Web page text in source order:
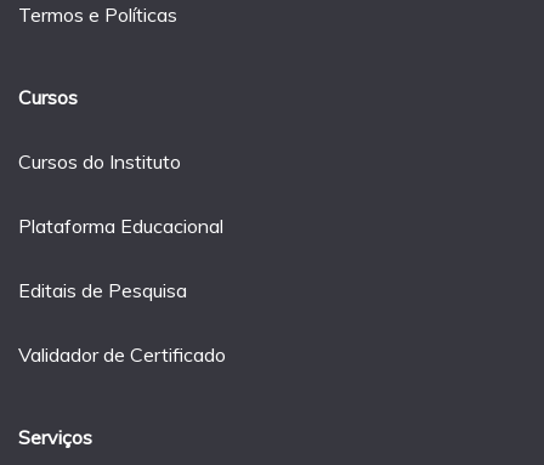
Termos e Políticas
Cursos
Cursos do Instituto
Plataforma Educacional
Editais de Pesquisa
Validador de Certificado
Serviços